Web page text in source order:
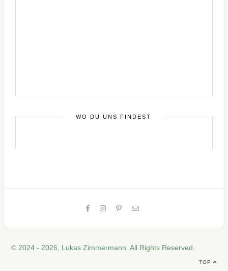
WO DU UNS FINDEST
© 2024 - 2026, Lukas Zimmermann. All Rights Reserved.
TOP